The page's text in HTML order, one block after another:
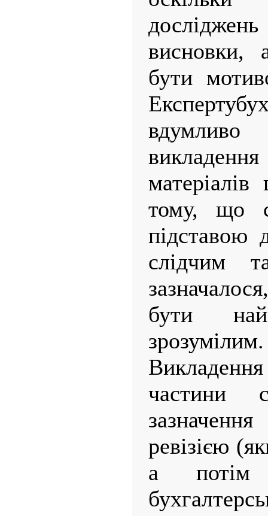
висновки,
бути
тому, що
підставою
слідчим
бути
зрозумілим.
частини
ревізією
а потім